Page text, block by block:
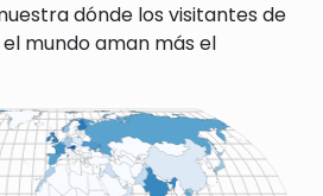
dónde los visitantes de
mundo aman más el